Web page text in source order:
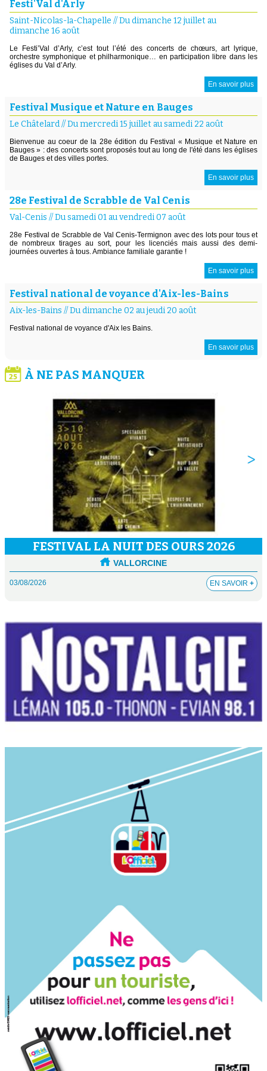
Festi'Val d'Arly
Saint-Nicolas-la-Chapelle //Du dimanche 12 juillet au
dimanche 16 août
Le Festi’Val d’Arly, c’est tout l’été des concerts de chœurs, art lyrique,
orchestre symphonique et philharmonique… en participation libre dans les
églises du Val d’Arly.
En savoir plus
Festival Musique et Nature en Bauges
Le Châtelard//Du mercredi 15 juillet au samedi 22 août
Bienvenue au coeur de la 28e édition du Festival « Musique et Nature en
Bauges » : des concerts sont proposés tout au long de l'été dans les églises
de Bauges et des villes portes.
En savoir plus
28e Festival de Scrabble de Val Cenis
Val-Cenis //Du samedi 01 au vendredi 07 août
28e Festival de Scrabble de Val Cenis-Termignon avec des lots pour tous et
de nombreux tirages au sort, pour les licenciés mais aussi des demi-
journées ouvertes à tous. Ambiance familiale garantie !
En savoir plus
Festival national de voyance d'Aix-les-Bains
Aix-les-Bains //Du dimanche 02 au jeudi 20 août
Festival national de voyance d'Aix les Bains.
En savoir plus
À NE PAS MANQUER
FESTIVAL LA NUIT DES OURS 2026
VALLORCINE
03/08/2026 EN SAVOIR +